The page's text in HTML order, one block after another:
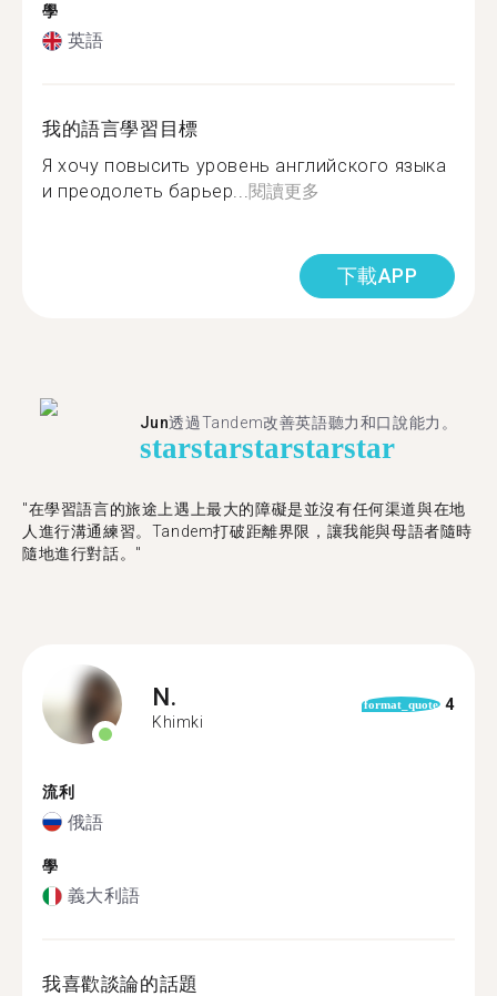
學
英語
我的語言學習目標
Я хочу повысить уровень английского языка
и преодолеть барьер...閱讀更多
下載APP
Jun透過Tandem改善英語聽力和口說能力。
starstarstarstarstar
"在學習語言的旅途上遇上最大的障礙是並沒有任何渠道與在地
人進行溝通練習。Tandem打破距離界限，讓我能與母語者隨時
隨地進行對話。"
N.
Khimki
format_quote 4
流利
俄語
學
義大利語
我喜歡談論的話題